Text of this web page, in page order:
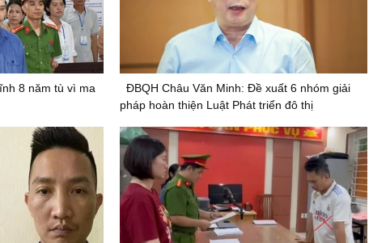
8 năm tù vì ma
ĐBQH Châu Văn Minh: Đề xuất 6 nhóm giải
pháp hoàn thiện Luật Phát triển đô thị